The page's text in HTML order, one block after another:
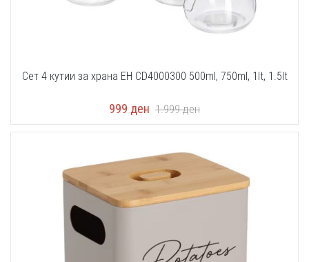
Сет 4 кутии за храна EH CD4000300 500ml, 750ml, 1lt, 1.5lt
999 ден 1.999ден